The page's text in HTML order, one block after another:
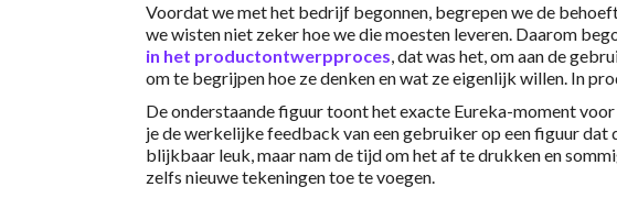
Voordat we met het bedrijf begonnen, begrepen we de
we wisten niet zeker hoe we die moesten leveren. Daarom
in het productontwerpproces, dat was het, om aan de
om te begrijpen hoe ze denken en wat ze eigenlijk willen. In
De onderstaande figuur toont het exacte Eureka-moment
je de werkelijke feedback van een gebruiker op een figuur
blijkbaar leuk, maar nam de tijd om het af te drukken en
zelfs nieuwe tekeningen toe te voegen.